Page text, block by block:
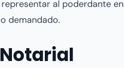
al poderdante en
demandado.